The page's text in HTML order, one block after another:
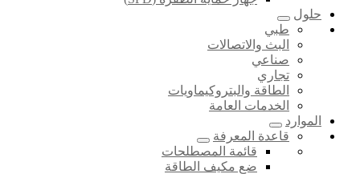
حلول
طبي
البث والاتصالات
صناعي
تجاري
الطاقة والبتروكيماويات
الخدمات العامة
الموارد
قاعدة المعرفة
قائمة المصطلحات
ضع مكيف الطاقة